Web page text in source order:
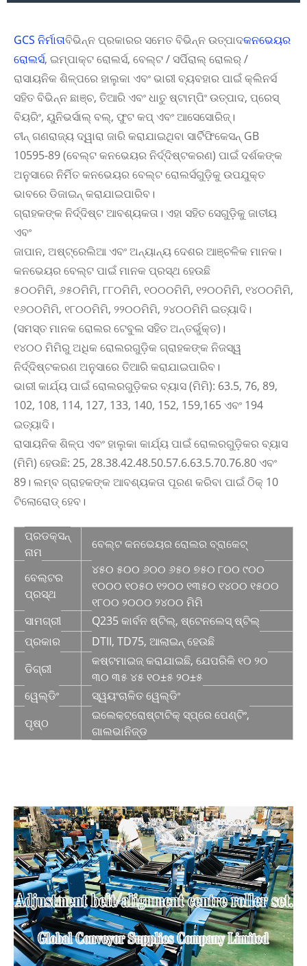
GCS ନିର୍ମାତାବିଭିନ୍ନ ପ୍ରକାରର ସମେତ ବିଭିନ୍ନ ଉତ୍ପାଦକନଭେୟର
ରୋଲର୍ସ, ଇମ୍ପାକ୍ଟ ରୋଲର୍ସ, ବେଲ୍ଟ / ସର୍ପିରାଲ୍ ରୋଲର୍ /
ରାସାୟନିକ ଶିଳ୍ପରେ ହାଲୁକା ଏବଂ ଭାରୀ ବ୍ୟବହାର ପାଇଁ କ୍ଲିନର୍ସ
ସହିତ ବିଭିନ୍ନ ଛାଞ୍ଚ, ତିଆରି ଏବଂ ଧାତୁ ଷ୍ଟାମ୍ପିଂ ଉତ୍ପାଦ, ପ୍ରେସ୍
ବିୟରିଂ, ୟୁନିଭର୍ସାଲ୍ ବଲ୍, ଫୁଟ କପ୍ ଏବଂ ଆସେସୋରିଜ୍।
ଚୀନ୍ ଗଣରାଜ୍ୟ ଦ୍ୱାରା ଜାରି କରାଯାଇଥିବା ସାର୍ଟିଫିକେସନ୍ GB
10595-89 (ବେଲ୍ଟ କନଭେୟର ନିର୍ଦ୍ଦିଷ୍ଟକରଣ) ପାଇଁ ଦର୍ଶକଙ୍କ
ଅନୁସାରେ ନିର୍ମିତ କନଭେୟର ବେଲ୍ଟ ରୋଲର୍ସଗୁଡ଼ିକୁ ଉପଯୁକ୍ତ
ଭାବରେ ଡିଜାଇନ୍ କରାଯାଇପାରିବ।
ଗ୍ରାହକଙ୍କ ନିର୍ଦ୍ଦିଷ୍ଟ ଆବଶ୍ୟକତା। ଏହା ସହିତ ସେଗୁଡ଼ିକୁ ଜାତୀୟ
ଏବଂ
ଜାପାନ, ଅଷ୍ଟ୍ରେଲିଆ ଏବଂ ଅନ୍ୟାନ୍ୟ ଦେଶର ଆଞ୍ଚଳିକ ମାନକ।
କନଭେୟର ବେଲ୍ଟ ପାଇଁ ମାନକ ପ୍ରସ୍ଥ ହେଉଛି
୫୦୦ମିମି, ୬୫୦ମିମି, ୮୮୦ମିମି, ୧୦୦୦ମିମି, ୧୨୦୦ମିମି, ୧୪୦୦ମିମି,
୧୬୦୦ମିମି, ୧୮୦୦ମିମି, ୨୨୦୦ମିମି, ୨୪୦୦ମିମି ଇତ୍ୟାଦି।
(ସମସ୍ତ ମାନକ ରୋଲର ଟେବୁଲ ସହିତ ଅନ୍ତର୍ଭୁକ୍ତ)।
୧୪୦୦ ମିମିରୁ ଅଧିକ ରୋଲରଗୁଡ଼ିକ ଗ୍ରାହକଙ୍କ ନିଜସ୍ୱ
ନିର୍ଦ୍ଦିଷ୍ଟକରଣ ଅନୁସାରେ ତିଆରି କରାଯାଇପାରିବ।
ଭାରୀ କାର୍ଯ୍ୟ ପାଇଁ ରୋଲରଗୁଡ଼ିକର ବ୍ୟାସ (ମିମି): 63.5, 76, 89,
102, 108, 114, 127, 133, 140, 152, 159,165 ଏବଂ 194
ଇତ୍ୟାଦି।
ରାସାୟନିକ ଶିଳ୍ପ ଏବଂ ହାଲୁକା କାର୍ଯ୍ୟ ପାଇଁ ରୋଲରଗୁଡ଼ିକର ବ୍ୟାସ
(ମିମି) ହେଉଛି: 25, 28.38.42.48.50.57.6.63.5.70.76.80 ଏବଂ
89। ଲମ୍ବ ଗ୍ରାହକଙ୍କ ଆବଶ୍ୟକତା ପୂରଣ କରିବା ପାଇଁ ଠିକ୍ 10
ଟିଲୋରୋଡ୍ ହେବ।
ପ୍ରଡକ୍ସନ୍
ନାମ
ବେଲ୍ଟ କନଭେୟର ରୋଲର ବ୍ରାକେଟ୍
ବେଲ୍ଟର
ପ୍ରସ୍ଥ
୪୫୦ ୫୦୦ ୬୦୦ ୬୫୦ ୭୫୦ ୮୦୦ ୯୦୦
୧୦୦୦ ୧୦୫୦ ୧୨୦୦ ୧୩୫୦ ୧୪୦୦ ୧୫୦୦
୧୮୦୦ ୨୦୦୦ ୨୪୦୦ ମିମି
ସାମଗ୍ରୀ
Q235 କାର୍ବନ ଷ୍ଟିଲ୍, ଷ୍ଟେନଲେସ୍ ଷ୍ଟିଲ୍
ପ୍ରକାର
DTII, TD75, ଆଲାଇନ୍ ହେଉଛି
ଡିଗ୍ରୀ
କଷ୍ଟମାଇଜ୍ କରାଯାଇଛି, ଯେପରିକି ୧୦ ୨୦
୩୦ ୩୫ ୪୫ ୧୦±୫ ୨୦±୫
ୱେଲ୍ଡିଂ
ସ୍ୱୟଂଚାଳିତ ୱେଲ୍ଡିଂ
ପୃଷ୍ଠ
ଇଲେକ୍ଟ୍ରୋଷ୍ଟାଟିକ୍ ସ୍ପ୍ରେ ପେଣ୍ଟିଂ,
ଗାଲଭାନିଜ୍ଡ